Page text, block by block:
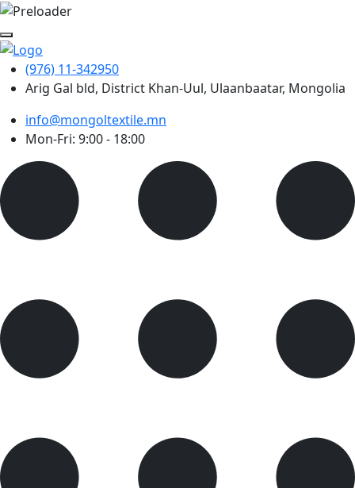
(976) 11-342950
Arig Gal bld, District Khan-Uul, Ulaanbaatar, Mongolia
info@mongoltextile.mn
Mon-Fri: 9:00 - 18:00